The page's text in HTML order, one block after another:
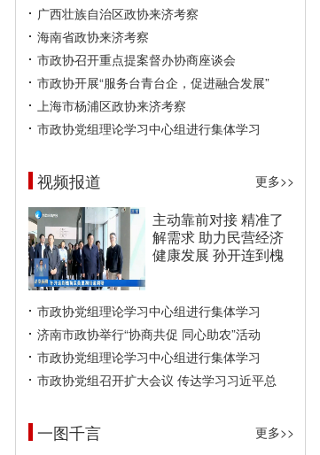
广西壮族自治区政协来济考察
海南省政协来济考察
市政协召开重点提案督办协商座谈会
市政协开展“服务台青台企，促进融合发展”
上海市杨浦区政协来济考察
市政协党组理论学习中心组进行集体学习
视频报道 更多>>
主动靠前对接 精准了
解需求 助力民营经济
健康发展 孙开连到槐
市政协党组理论学习中心组进行集体学习
济南市政协举行“协商共促 同心助农”活动
市政协党组理论学习中心组进行集体学习
市政协党组召开扩大会议 传达学习习近平总
一图千言 更多>>